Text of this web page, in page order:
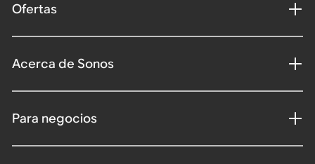
Ofertas
Acerca de Sonos
Para negocios